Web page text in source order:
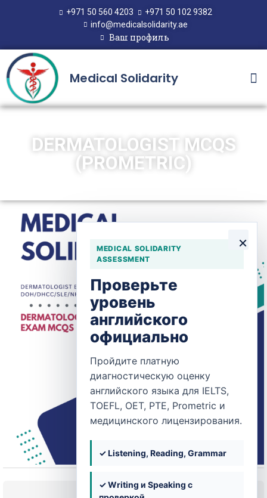
+971 50 560 4203
+971 50 102 9382
info@medicalsolidarity.ae
Ваш профиль
Medical Solidarity
×
MEDICAL SOLIDARITY
ASSESSMENT
Проверьте
уровень
английского
официально
Пройдите платную
диагностическую оценку
английского языка для IELTS,
TOEFL, OET, PTE, Prometric и
медицинского лицензирования.
✓ Listening, Reading, Grammar
✓ Writing и Speaking с
DERMATOLOGIST MCQS
(PROMETRIC)